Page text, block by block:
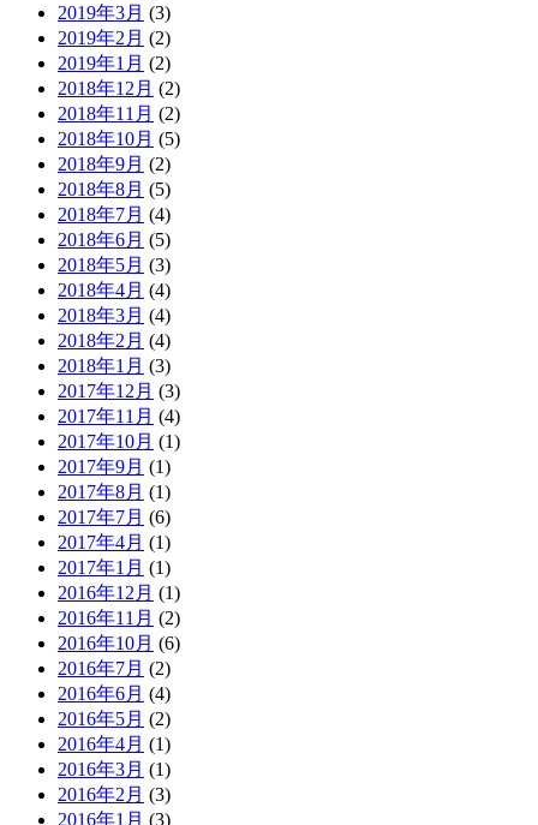
2019年3月 (3)
2019年2月 (2)
2019年1月 (2)
2018年12月 (2)
2018年11月 (2)
2018年10月 (5)
2018年9月 (2)
2018年8月 (5)
2018年7月 (4)
2018年6月 (5)
2018年5月 (3)
2018年4月 (4)
2018年3月 (4)
2018年2月 (4)
2018年1月 (3)
2017年12月 (3)
2017年11月 (4)
2017年10月 (1)
2017年9月 (1)
2017年8月 (1)
2017年7月 (6)
2017年4月 (1)
2017年1月 (1)
2016年12月 (1)
2016年11月 (2)
2016年10月 (6)
2016年7月 (2)
2016年6月 (4)
2016年5月 (2)
2016年4月 (1)
2016年3月 (1)
2016年2月 (3)
2016年1月 (3)